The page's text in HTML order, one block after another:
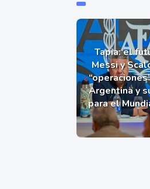
Tapia: el
Messi y
Argentina y
para el